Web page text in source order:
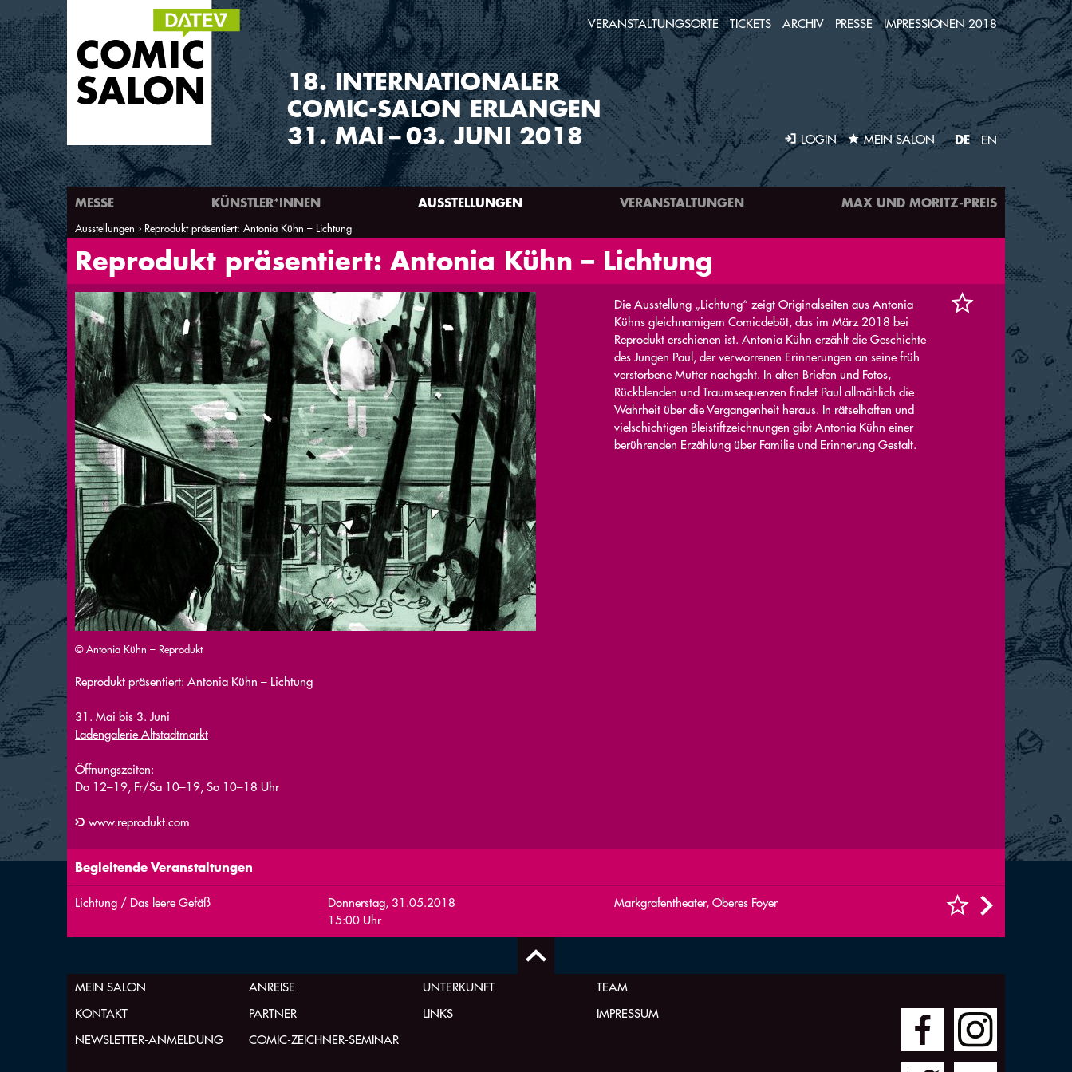
18.INTERNATIONALER
COMIC-SALON ERLANGEN
31. MAI–03. JUNI 2018 LOGIN MEIN SALON DE EN
MESSE KÜNSTLER*INNEN AUSSTELLUNGEN VERANSTALTUNGEN MAX UND MORITZ-PREIS
VERANSTALTUNGSORTE TICKETS ARCHIV PRESSE IMPRESSIONEN 2018
Sie sind hier
Ausstellungen Reprodukt präsentiert: Antonia Kühn – Lichtung
Reprodukt präsentiert: Antonia Kühn – Lichtung
© Antonia Kühn – Reprodukt
Reprodukt präsentiert: Antonia Kühn – Lichtung
31. Mai bis 3. Juni
Ladengalerie Altstadtmarkt
Öffnungszeiten:
Do 12–19, Fr/Sa 10–19, So 10–18 Uhr
www.reprodukt.com
Die Ausstellung „Lichtung“ zeigt Originalseiten aus Antonia
Kühns gleichnamigem Comicdebüt, das im März 2018 bei
Reprodukt erschienen ist. Antonia Kühn erzählt die Geschichte
des Jungen Paul, der verworrenen Erinnerungen an seine früh
verstorbene Mutter nachgeht. In alten Briefen und Fotos,
Rückblenden und Traumsequenzen findet Paul allmählich die
Wahrheit über die Vergangenheit heraus. In rätselhaften und
vielschichtigen Bleistiftzeichnungen gibt Antonia Kühn einer
berührenden Erzählung über Familie und Erinnerung Gestalt.
Begleitende Veranstaltungen
Lichtung / Das leere Gefäß
Donnerstag, 31.05.2018
15:00 Uhr
Markgrafentheater, Oberes Foyer
MEIN SALON ANREISE UNTERKUNFT
TEAM
KONTAKT
PARTNER LINKS
IMPRESSUM
NEWSLETTER-ANMELDUNG
COMIC-ZEICHNER-SEMINAR